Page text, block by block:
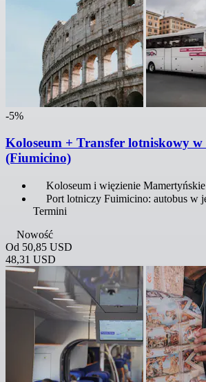
-5%
Koloseum + Transfer lotniskowy w
(Fiumicino)
Koloseum i więzienie
Port lotniczy Fuimicino: autobus w
Termini
Nowość
Od 50,85 USD
48,31 USD